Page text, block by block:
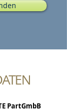
PartGmbB